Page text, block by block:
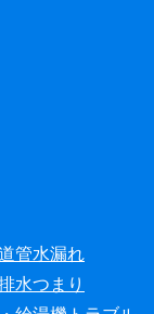
管水漏れ
水つまり